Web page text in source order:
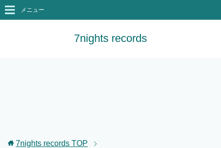
7nights records
メニュー
7nights records TOP